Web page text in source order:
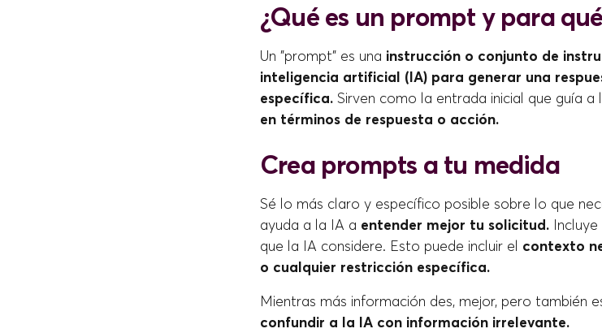
¿Qué es un prompt y para
Un "prompt" es una instrucción o conjunto de
inteligencia artificial (IA) para generar una
específica. Sirven como la entrada inicial que guía a
en términos de respuesta o acción.
Crea prompts a tu medida
Sé lo más claro y específico posible sobre lo que
ayuda a la IA a entender mejor tu solicitud.
que la IA considere. Esto puede incluir el contexto
o cualquier restricción específica.
Mientras más información des, mejor, pero también
confundir a la IA con información irrelevante.